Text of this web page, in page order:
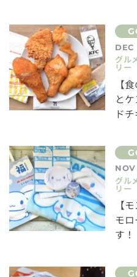
DEC
グル
リー
【
と
ド
グル
リー
【
モ
す！